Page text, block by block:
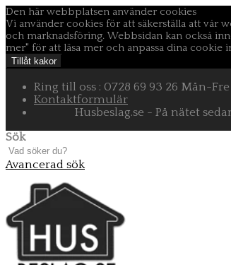
Den här webbplatsen använder cookies
Vi använder cookies för att säkerställa att vår
och marknadsföring. Webbsidan kan också
mer" för att läsa mer och anpassa dina cookie
Tillåt kakor
Ring till oss : 0728 69 93 26 Mån-
Kontaktformulär
Husbeslag.se - På nätet
Sök
Avancerad sök